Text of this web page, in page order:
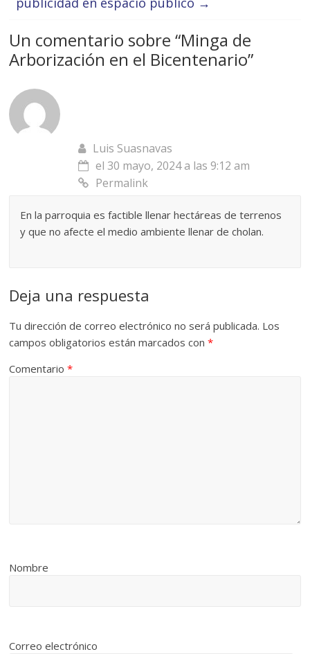
Un comentario sobre “Minga de
Arborización en el Bicentenario”
Luis Suasnavas
el 30 mayo, 2024 a las 9:12 am
Permalink
En la parroquia es factible llenar hectáreas de terrenos
y que no afecte el medio ambiente llenar de cholan.
Deja una respuesta
Tu dirección de correo electrónico no será publicada. Los
campos obligatorios están marcados con*
Comentario*
Nombre
Correo electrónico